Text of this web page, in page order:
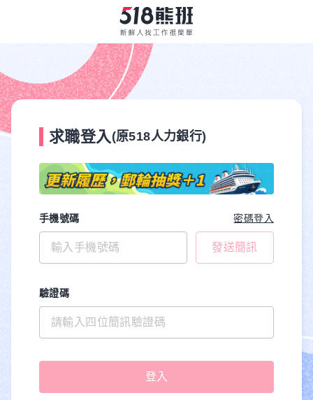
求職登入 (原518人力銀行)
手機號碼 密碼登入
發送簡訊
驗證碼